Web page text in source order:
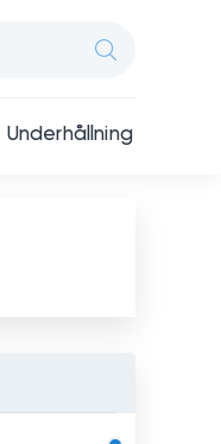
Underhållning